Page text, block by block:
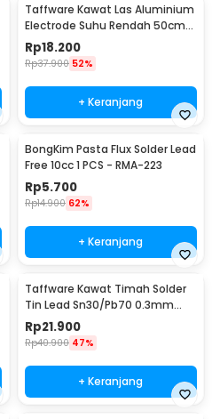
Taffware Kawat Las Aluminium
Electrode Suhu Rendah 50cm
20 PCS 2.0mm - M127271
Rp18.200
Rp37.900 52%
+ Keranjang
BongKim Pasta Flux Solder Lead
Free 10cc 1 PCS - RMA-223
Rp5.700
Rp14.900 62%
+ Keranjang
Taffware Kawat Timah Solder
Tin Lead Sn30/Pb70 0.3mm
50g
Rp21.900
Rp40.900 47%
+ Keranjang